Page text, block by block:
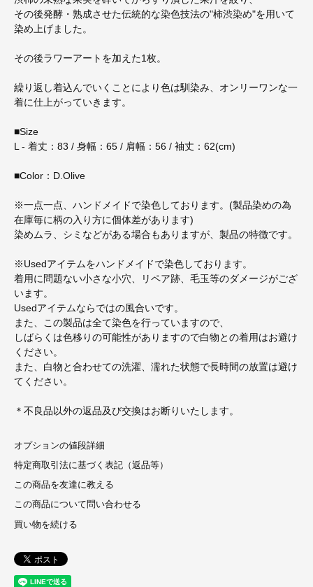
その後発酵・熟成させた伝統的な染色技法の"柿渋染め"を用いて
染め上げました。
その後ラワーアートを加えた1枚。
繰り返し着込んでいくことにより色は馴染み、オンリーワンな一
着に仕上がっていきます。
■Size
L - 着丈：83 / 身幅：65 / 肩幅：56 / 袖丈：62(cm)
■Color：D.Olive
※一点一点、ハンドメイドで染色しております。(製品染めの為
在庫毎に柄の入り方に個体差があります)
染めムラ、シミなどがある場合もありますが、製品の特徴です。
※Usedアイテムをハンドメイドで染色しております。
着用に問題ない小さな小穴、リペア跡、毛玉等のダメージがござ
います。
Usedアイテムならではの風合いです。
また、この製品は全て染色を行っていますので、
しばらくは色移りの可能性がありますので白物との着用はお避け
ください。
また、白物と合わせての洗濯、濡れた状態で長時間の放置は避け
てください。
＊不良品以外の返品及び交換はお断りいたします。
オプションの値段詳細
特定商取引法に基づく表記（返品等）
この商品を友達に教える
この商品について問い合わせる
買い物を続ける